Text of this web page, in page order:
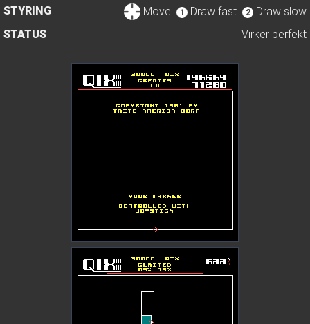
STYRING
Move 1 Draw fast 2
Draw slow
STATUS
Virker perfekt